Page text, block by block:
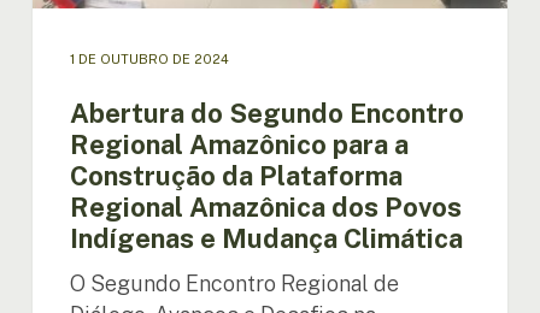
Regional
Indígenas
Mudança
Climática
1 DE OUTUBRO DE 2024
Abertura do Segundo Encontro
Regional Amazônico para a
Construção da Plataforma
Regional Amazônica dos Povos
Indígenas e Mudança Climática
O Segundo Encontro Regional de